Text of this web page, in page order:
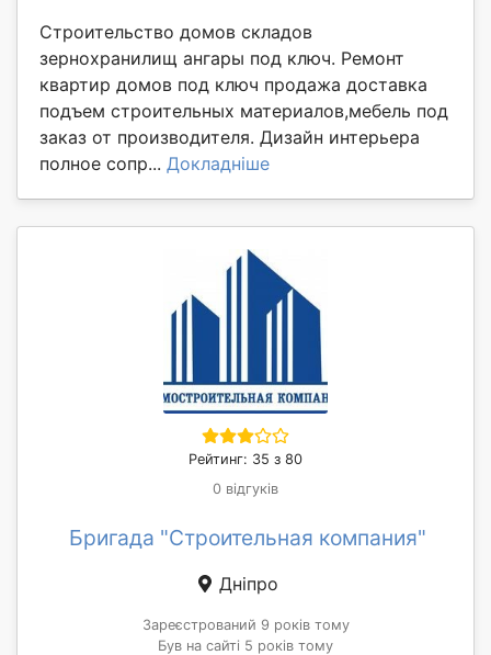
Строительство домов складов
зернохранилищ ангары под ключ. Ремонт
квартир домов под ключ продажа доставка
подъем строительных материалов,мебель под
заказ от производителя. Дизайн интерьера
полное сопр... Докладніше
Рейтинг: 35 з 80
0 відгуків
Бригада "Строительная компания"
Дніпро
Зареєстрований 9 років тому
Був на сайті 5 років тому